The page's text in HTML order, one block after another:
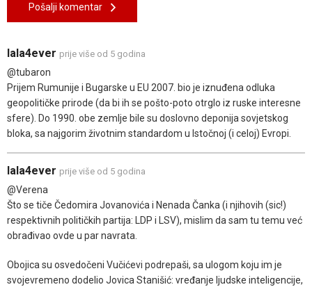
Pošalji komentar
lala4ever prije više od 5 godina
@tubaron
Prijem Rumunije i Bugarske u EU 2007. bio je iznuđena odluka
geopolitičke prirode (da bi ih se pošto-poto otrglo iz ruske interesne
sfere). Do 1990. obe zemlje bile su doslovno deponija sovjetskog
bloka, sa najgorim životnim standardom u Istočnoj (i celoj) Evropi.
lala4ever prije više od 5 godina
@Verena
Što se tiče Čedomira Jovanovića i Nenada Čanka (i njihovih (sic!)
respektivnih političkih partija: LDP i LSV), mislim da sam tu temu već
obrađivao ovde u par navrata.
Obojica su osvedočeni Vučićevi podrepaši, sa ulogom koju im je
svojevremeno dodelio Jovica Stanišić: vređanje ljudske inteligencije,